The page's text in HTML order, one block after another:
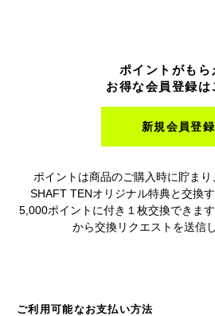
ポイントがもら
お得な会員登録は
新規会員登録
ポイントは商品のご購入時に貯ま
SHAFT TENオリジナル特典と交換
5,000ポイントに付き１枚交換できま
から交換リクエストを送信
ご利用可能なお支払い方法